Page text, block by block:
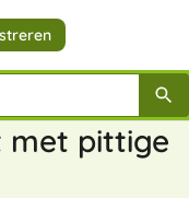
met pittige